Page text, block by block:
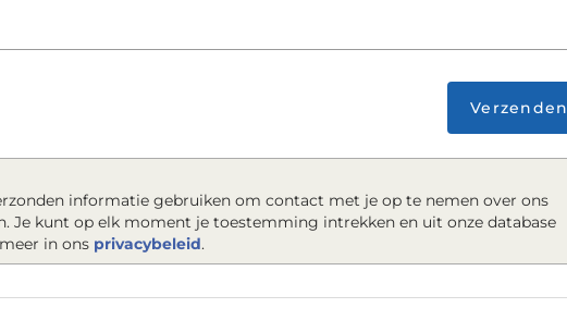
Verzenden
informatie gebruiken om contact met je op te nemen over ons
Je kunt op elk moment je toestemming intrekken en uit onze database
in ons privacybeleid.